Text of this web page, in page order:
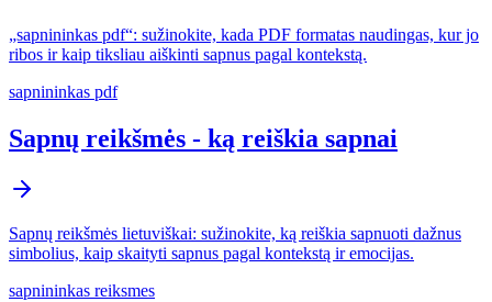
„sapnininkas pdf“: sužinokite, kada PDF formatas naudingas, kur jo
ribos ir kaip tiksliau aiškinti sapnus pagal kontekstą.
sapnininkas pdf
Sapnų reikšmės - ką reiškia sapnai
Sapnų reikšmės lietuviškai: sužinokite, ką reiškia sapnuoti dažnus
simbolius, kaip skaityti sapnus pagal kontekstą ir emocijas.
sapnininkas reiksmes